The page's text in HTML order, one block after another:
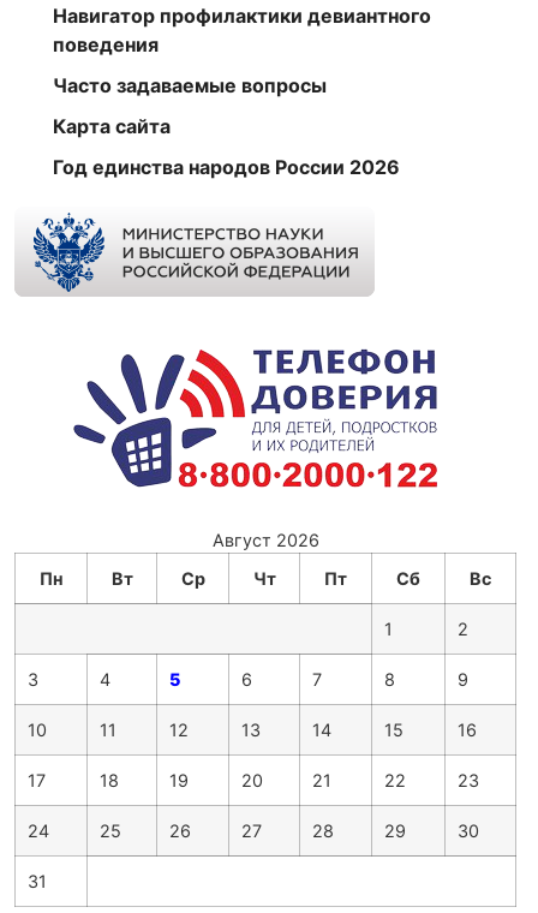
Навигатор профилактики девиантного
поведения
Часто задаваемые вопросы
Карта сайта
Год единства народов России 2026
Август 2026
Пн
Вт Ср Чт Пт Сб Вс
1 2
3 4 5 6 7 8 9
10 11 12 13 14 15 16
17 18 19 20 21 22 23
24 25 26 27 28 29 30
31